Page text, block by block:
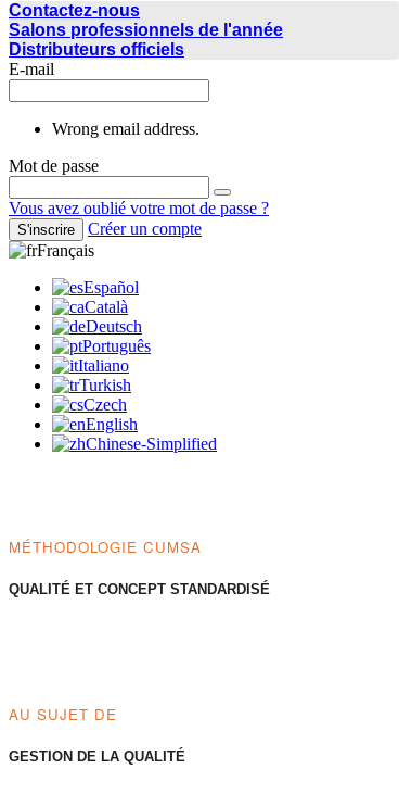
Contactez-nous
Salons professionnels de l'année
Distributeurs officiels
E-mail
Wrong email address.
Mot de passe
Vous avez oublié votre mot de passe ?
S'inscrire
Créer un compte
Français
Español
Català
Deutsch
Português
Italiano
Turkish
Czech
English
Chinese-Simplified
MÉTHODOLOGIE CUMSA
QUALITÉ ET CONCEPT STANDARDISÉ
AU SUJET DE
GESTION DE LA QUALITÉ